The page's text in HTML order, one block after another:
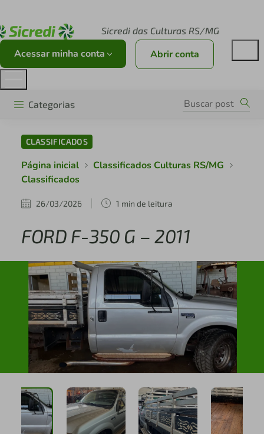
Sicredi das Culturas RS/MG
Acessar minha conta Abrir conta
Categorias
CLASSIFICADOS
Página inicial
Classificados Culturas RS/MG
Classificados
26/03/2026 1 min de leitura
FORD F-350 G – 2011